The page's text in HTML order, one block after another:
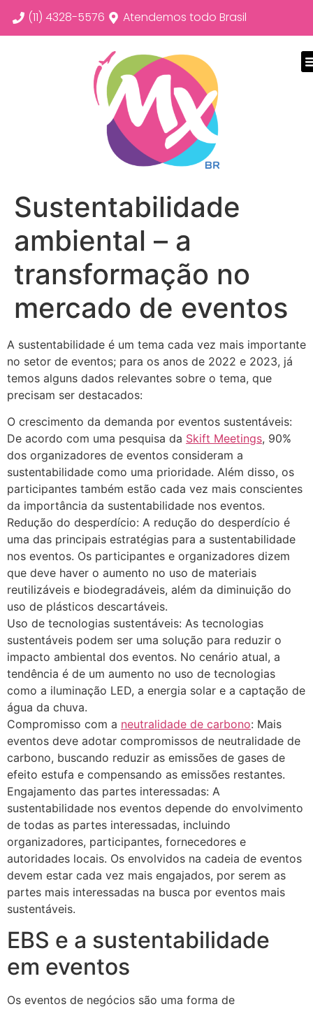
(11) 4328-5576 Atendemos todo Brasil
Sustentabilidade
ambiental – a
transformação no
mercado de eventos
A sustentabilidade é um tema cada vez mais importante
no setor de eventos; para os anos de 2022 e 2023, já
temos alguns dados relevantes sobre o tema, que
precisam ser destacados:
O crescimento da demanda por eventos sustentáveis:
De acordo com uma pesquisa da Skift Meetings, 90%
dos organizadores de eventos consideram a
sustentabilidade como uma prioridade. Além disso, os
participantes também estão cada vez mais conscientes
da importância da sustentabilidade nos eventos.
Redução do desperdício: A redução do desperdício é
uma das principais estratégias para a sustentabilidade
nos eventos. Os participantes e organizadores dizem
que deve haver o aumento no uso de materiais
reutilizáveis e biodegradáveis, além da diminuição do
uso de plásticos descartáveis.
Uso de tecnologias sustentáveis: As tecnologias
sustentáveis podem ser uma solução para reduzir o
impacto ambiental dos eventos. No cenário atual, a
tendência é de um aumento no uso de tecnologias
como a iluminação LED, a energia solar e a captação de
água da chuva.
Compromisso com a neutralidade de carbono: Mais
eventos deve adotar compromissos de neutralidade de
carbono, buscando reduzir as emissões de gases de
efeito estufa e compensando as emissões restantes.
Engajamento das partes interessadas: A
sustentabilidade nos eventos depende do envolvimento
de todas as partes interessadas, incluindo
organizadores, participantes, fornecedores e
autoridades locais. Os envolvidos na cadeia de eventos
devem estar cada vez mais engajados, por serem as
partes mais interessadas na busca por eventos mais
sustentáveis.
EBS e a sustentabilidade
em eventos
Os eventos de negócios são uma forma de